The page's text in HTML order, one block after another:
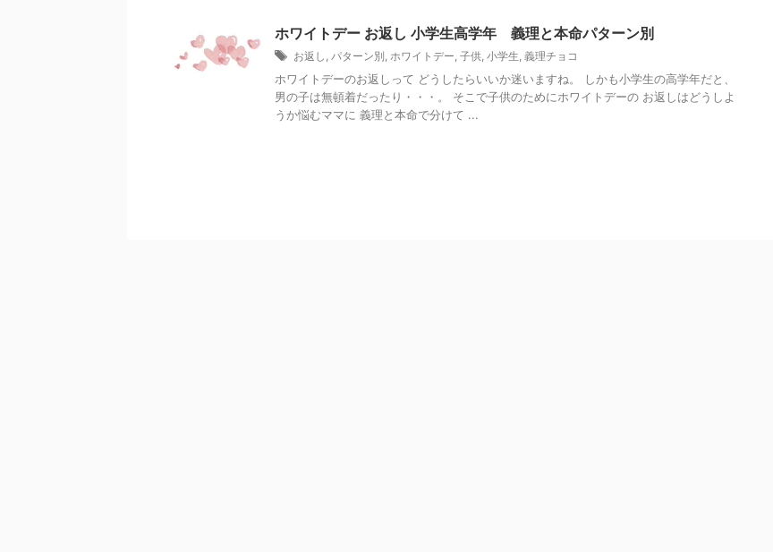
ホワイトデー お返し 小学生高学年 義理と本命パターン別
お返し パターン別 ホワイトデー 子供 小学生 義理チョコ
ホワイトデーのお返しって どうしたらいいか迷いますね。 しかも小学生の高学年だと、
男の子は無頓着だったり・・・。 そこで子供のためにホワイトデーの お返しはどうしよ
うか悩むママに 義理と本命で分けて ...